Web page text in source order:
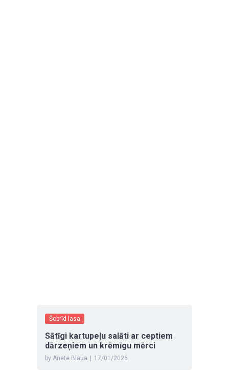
Šobrīd lasa
Sātīgi kartupeļu salāti ar ceptiem
dārzeņiem un krēmīgu mērci
by Anete Blaua 17/01/2026